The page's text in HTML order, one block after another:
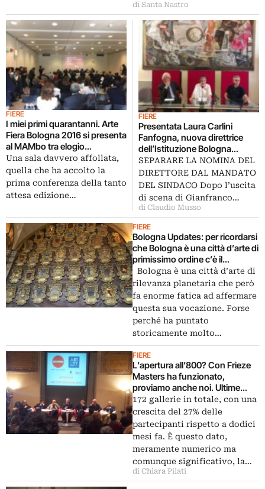
di Santa Nastro
FIERE
I miei primi quarantanni. Arte
Fiera Bologna 2016 si presenta
al MAMbo tra elogio
all’italianità e rapporto sempre
più stretto con la città: ecco le
anticipazioni
Una sala davvero affollata,
quella che ha accolto la
prima conferenza della tanto
attesa edizione…
FIERE
Presentata Laura Carlini
Fanfogna, nuova direttrice
dell’Istituzione Bologna
Musei. In arrivo un nuovo
responsabile/curatore per il
MAMbo?
SEPARARE LA NOMINA DEL
DIRETTORE DAL MANDATO
DEL SINDACO Dopo l’uscita
di scena di Gianfranco…
di Claudio Musso
FIERE
Bologna Updates: per ricordarsi
che Bologna è una città d’arte di
primissimo ordine c’è il
programma Art City. Palazzi e
musei incredibili aperti per arte
Bologna è una città d’arte di
rilevanza planetaria che però
fa enorme fatica ad affermare
questa sua vocazione. Forse
perché ha puntato
storicamente molto…
FIERE
L’apertura all’800? Con Frieze
Masters ha funzionato,
proviamo anche noi. Ultime
novità su Arte Fiera e Art City
dalla conferenza di oggi a
Bologna
172 gallerie in totale, con una
crescita del 27% delle
partecipanti rispetto a dodici
mesi fa. È questo dato,
meramente numerico ma
comunque significativo, la…
di Chiara Pilati